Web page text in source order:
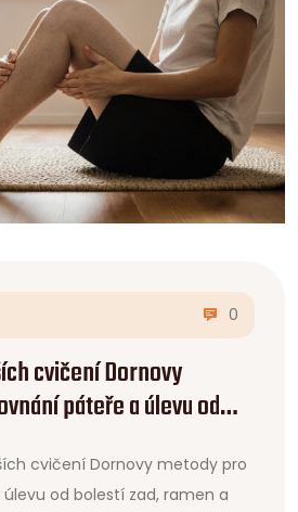
0
cvičení Dornovy
páteře a úlevu od
cvičení Dornovy metody pro
od bolestí zad, ramen a